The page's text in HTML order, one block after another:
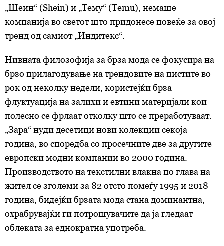
„Шеин“ (Shein) и „Тему“ (Temu), немаше
компанија во светот што придонесе повеќе за овој
тренд од самиот „Индитекс“.
Нивната филозофија за брза мода се фокусира на
брзо прилагодување на трендовите на пистите во
рок од неколку недели, користејќи брза
флуктуација на залихи и евтини материјали кои
полесно се фрлаат отколку што се преработуваат.
„Зара“ нуди десетици нови колекции секоја
година, во споредба со просечните две за другите
европски модни компании во 2000 година.
Производството на текстилни влакна по глава на
жител се зголеми за 82 отсто помеѓу 1995 и 2018
година, бидејќи брзата мода стана доминантна,
охрабрувајќи ги потрошувачите да ја гледаат
облеката за еднократна употреба.